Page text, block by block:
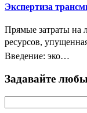
Экспертиза
Прямые затраты на
ресурсов,
Введение: эко…
Задавайте